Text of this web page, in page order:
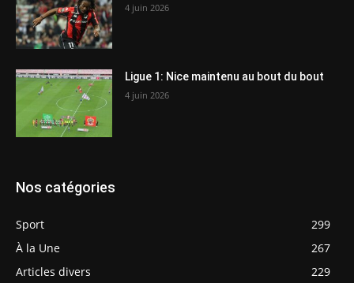
4 juin 2026
Ligue 1: Nice maintenu au bout du bout
4 juin 2026
Nos catégories
Sport
299
À la Une
267
Articles divers
229